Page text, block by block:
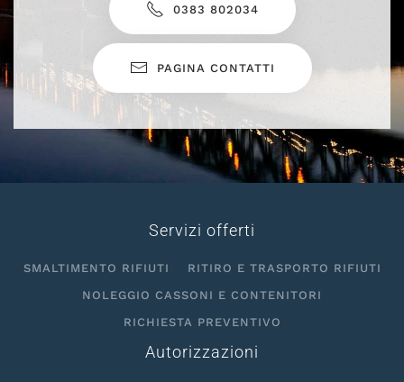
0383 802034
PAGINA CONTATTI
Servizi offerti
SMALTIMENTO RIFIUTI
RITIRO E TRASPORTO RIFIUTI
NOLEGGIO CASSONI E CONTENITORI
RICHIESTA PREVENTIVO
Autorizzazioni